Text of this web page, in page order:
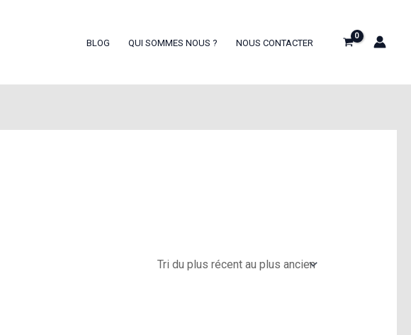
BLOG QUI SOMMES NOUS ? NOUS CONTACTER